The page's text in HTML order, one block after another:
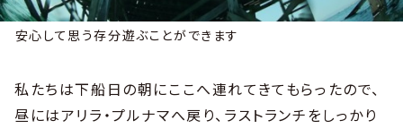
安心して思う存分遊ぶことができます
私たちは下船日の朝にここへ連れてきてもらったので、
昼にはアリラ・プルナマへ戻り、ラストランチをしっかり